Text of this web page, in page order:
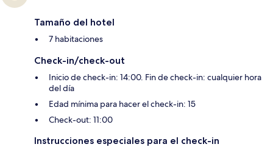
Tamaño del hotel
7 habitaciones
Check-in/check-out
Inicio de check-in: 14:00. Fin de check-in: cualquier hora
del día
Edad mínima para hacer el check-in: 15
Check-out: 11:00
Instrucciones especiales para el check-in